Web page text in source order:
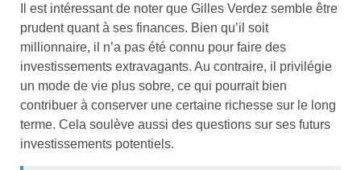
Il est intéressant de noter que Gilles Verdez semble être
prudent quant à ses finances. Bien qu’il soit
millionnaire, il n’a pas été connu pour faire des
investissements extravagants. Au contraire, il privilégie
un mode de vie plus sobre, ce qui pourrait bien
contribuer à conserver une certaine richesse sur le long
terme. Cela soulève aussi des questions sur ses futurs
investissements potentiels.